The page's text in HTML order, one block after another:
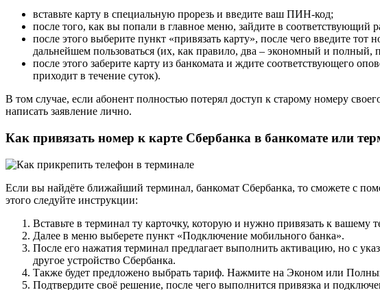
вставьте карту в специальную прорезь и введите ваш ПИН-код;
после того, как вы попали в главное меню, зайдите в соответствующий
после этого выберите пункт «привязать карту», после чего введите
дальнейшем пользоваться (их, как правило, два – экономный и полный,
после этого заберите карту из банкомата и ждите соответствующего
приходит в течение суток).
В том случае, если абонент полностью потерял доступ к старому номеру
написать заявление лично.
Как привязать номер к карте Сбербанка в банкомате или
Если вы найдёте ближайший терминал, банкомат Сбербанка, то сможете с
этого следуйте инструкции:
Вставьте в терминал ту карточку, которую и нужно привязать к вашему
Далее в меню выберете пункт «Подключение мобильного банка».
После его нажатия терминал предлагает выполнить активацию, но с
другое устройство Сбербанка.
Также будет предложено выбрать тариф. Нажмите на Эконом или
Подтвердите своё решение, после чего выполнится привязка и